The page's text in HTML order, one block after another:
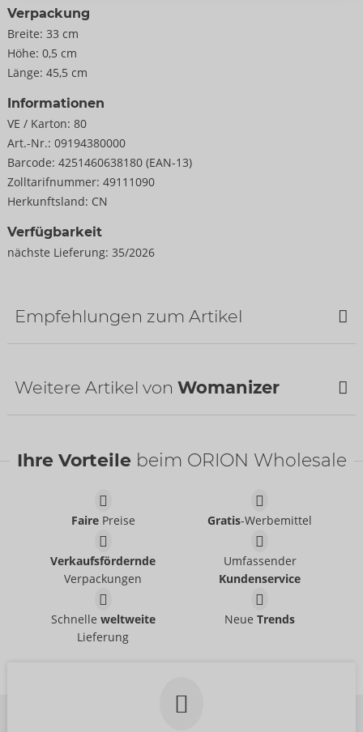
Verpackung
Breite: 33 cm
Höhe: 0,5 cm
Länge: 45,5 cm
Informationen
VE / Karton: 80
Art.-Nr.: 09194380000
Barcode: 4251460638180 (EAN-13)
Zolltarifnummer: 49111090
Herkunftsland: CN
Verfügbarkeit
nächste Lieferung: 35/2026
Empfehlungen zum Artikel
Wasserbasierend
- ORION Brand
06100620000
39,95 €
Ladekabel
05338900000
UVP:12,99 €
Weitere Artikel von Womanizer
Womanizer
54099000000
69,00 €
Tester Beauty
Womanizer
Ihre Vorteile beim ORION Wholesale
FairePreise Gratis-Werbemittel
Verkaufsfördernde
Verpackungen
Umfassender
Kundenservice
Schnelle weltweite
Lieferung
NeueTrends